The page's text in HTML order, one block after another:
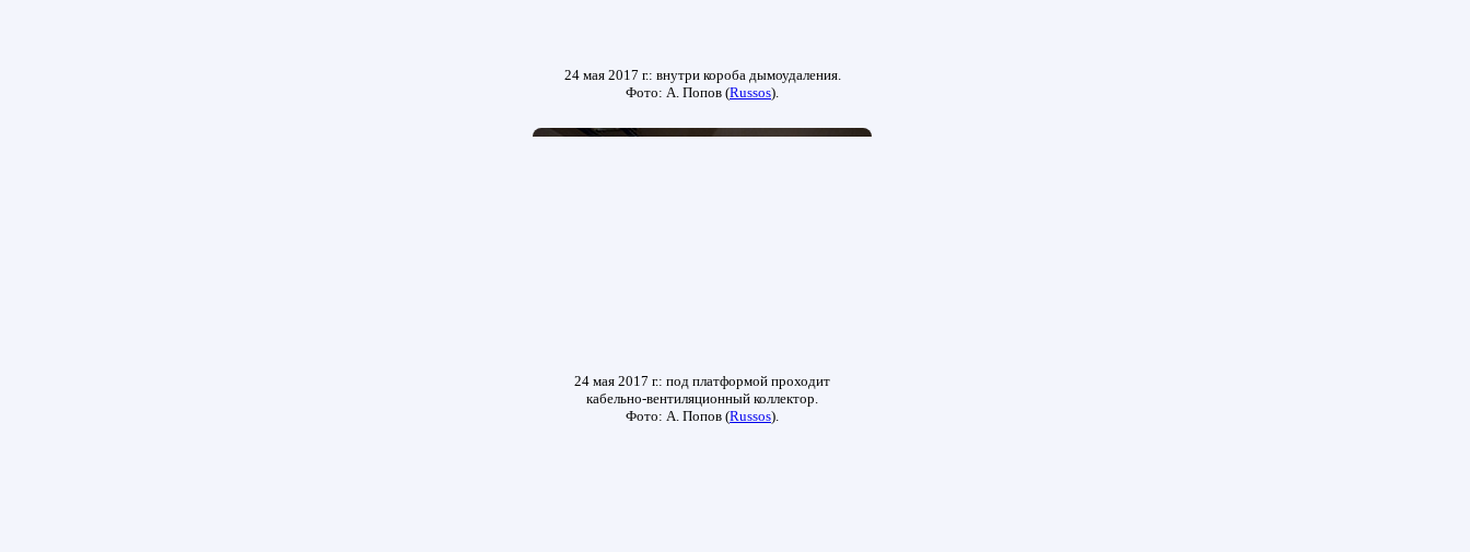
24 мая 2017 г.: внутри короба дымоудаления.
Фото: А. Попов (Russos).
24 мая 2017 г.: под платформой проходит
кабельно-вентиляционный коллектор.
Фото: А. Попов (Russos).